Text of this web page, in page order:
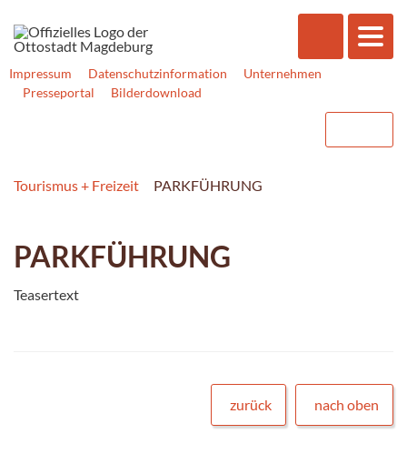
Impressum Datenschutzinformation
Unternehmen
Presseportal
Bilderdownload
Tourismus + Freizeit PARKFÜHRUNG
PARKFÜHRUNG
Teasertext
zurück nach oben